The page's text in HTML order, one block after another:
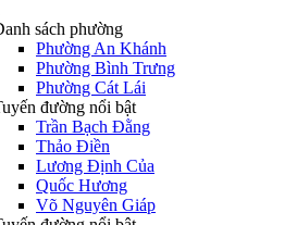
sách phường
Phường An Khánh
Phường Bình Trưng
Phường Cát Lái
đường nổi bật
Trần Bạch Đằng
Thảo Điền
Lương Định Của
Quốc Hương
Võ Nguyên Giáp